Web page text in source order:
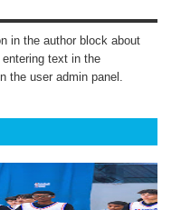
in the author block about
text in the
the user admin panel.